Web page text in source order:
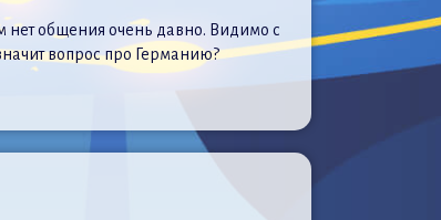
нет общения очень давно. Видимо с
вопрос про Германию?